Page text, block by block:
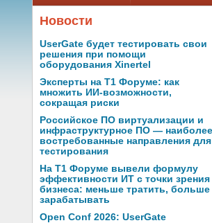
Новости
UserGate будет тестировать свои
решения при помощи
оборудования Xinertel
Эксперты на Т1 Форуме: как
множить ИИ-возможности,
сокращая риски
Российское ПО виртуализации и
инфраструктурное ПО — наиболее
востребованные направления для
тестирования
На Т1 Форуме вывели формулу
эффективности ИТ с точки зрения
бизнеса: меньше тратить, больше
зарабатывать
Open Conf 2026: UserGate